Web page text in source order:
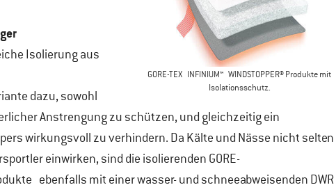
GORE-TEX INFINIUM™ WINDSTOPPER® Produkte mit
Isolationsschutz.
Isolierung aus
dazu, sowohl
Anstrengung zu schützen, und gleichzeitig ein
wirkungsvoll zu verhindern. Da Kälte und Nässe nicht selten
einwirken, sind die isolierenden GORE-
ebenfalls mit einer wasser- und schneeabweisenden DWR